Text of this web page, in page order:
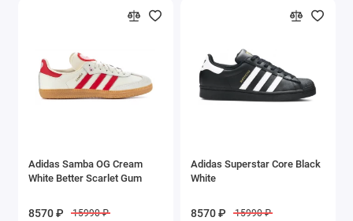
Adidas Samba OG Cream
White Better Scarlet Gum
8570 ₽ 15990 ₽
Adidas Superstar Core Black
White
8570 ₽ 15990 ₽